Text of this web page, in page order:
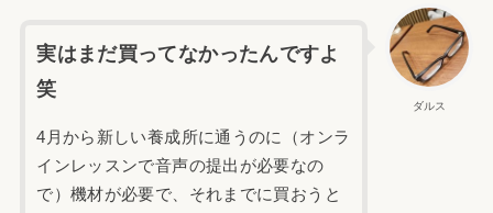
ダルス
実はまだ買ってなかったんですよ
笑
4月から新しい養成所に通うのに（オンラ
インレッスンで音声の提出が必要なの
で）機材が必要で、それまでに買おうと